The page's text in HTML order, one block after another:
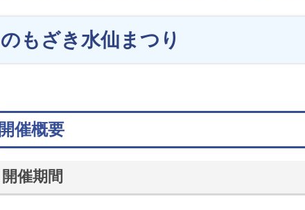
のもざき水仙まつり
開催概要
開催期間